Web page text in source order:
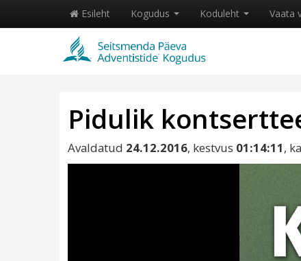
Esileht Kogudus Koduleht Vaata
Pidulik
Avaldatud 24.12.2016, kestvus 01:14:11,